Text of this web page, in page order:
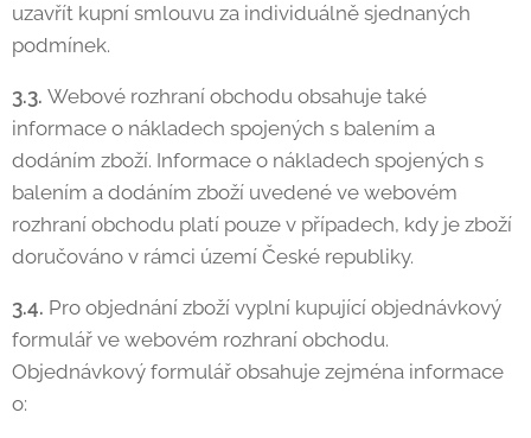
uzavřít kupní smlouvu za individuálně sjednaných
podmínek.
3.3. Webové rozhraní obchodu obsahuje také
informace o nákladech spojených s balením a
dodáním zboží. Informace o nákladech spojených s
balením a dodáním zboží uvedené ve webovém
rozhraní obchodu platí pouze v případech, kdy je zboží
doručováno v rámci území České republiky.
3.4. Pro objednání zboží vyplní kupující objednávkový
formulář ve webovém rozhraní obchodu.
Objednávkový formulář obsahuje zejména informace
o: